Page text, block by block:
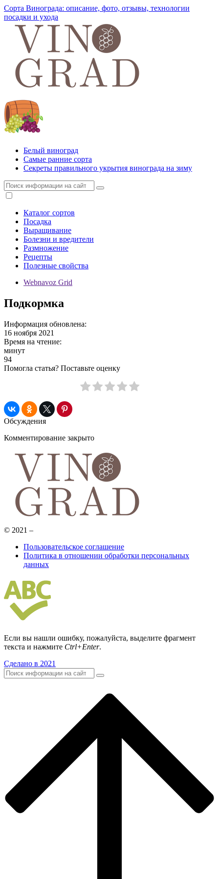
Сорта Винограда: описание, фото, отзывы, технологии
посадки и ухода
Белый виноград
Самые ранние сорта
Секреты правильного укрытия винограда на зиму
Каталог сортов
Посадка
Выращивание
Болезни и вредители
Размножение
Рецепты
Полезные свойства
Webnavoz Grid
Подкормка
Информация обновлена:
16 ноября 2021
Время на чтение:
минут
94
Помогла статья? Поставьте оценку
Обсуждения
Комментирование закрыто
© 2021 –
Пользовательское соглашение
Политика в отношении обработки персональных
данных
Если вы нашли ошибку, пожалуйста, выделите фрагмент
текста и нажмите Ctrl+Enter.
Сделано в 2021